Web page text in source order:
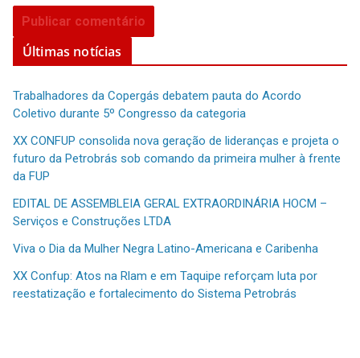
Últimas notícias
Trabalhadores da Copergás debatem pauta do Acordo
Coletivo durante 5º Congresso da categoria
XX CONFUP consolida nova geração de lideranças e projeta o
futuro da Petrobrás sob comando da primeira mulher à frente
da FUP
EDITAL DE ASSEMBLEIA GERAL EXTRAORDINÁRIA HOCM –
Serviços e Construções LTDA
Viva o Dia da Mulher Negra Latino-Americana e Caribenha
XX Confup: Atos na Rlam e em Taquipe reforçam luta por
reestatização e fortalecimento do Sistema Petrobrás